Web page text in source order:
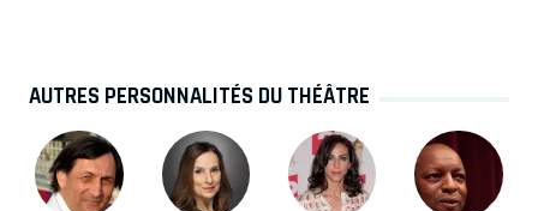
AUTRES PERSONNALITÉS DU THÉÂTRE